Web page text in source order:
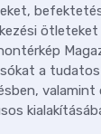
ötleteket
a